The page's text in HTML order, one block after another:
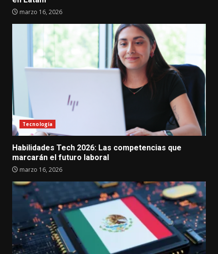
marzo 16, 2026
Tecnología
Habilidades Tech 2026: Las competencias que
marcarán el futuro laboral
marzo 16, 2026